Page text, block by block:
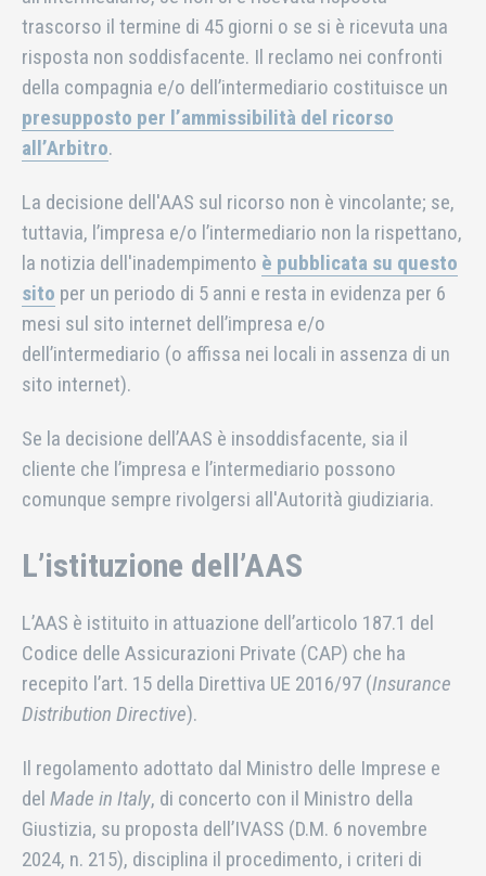
trascorso il termine di 45 giorni o se si è ricevuta una
risposta non soddisfacente. Il reclamo nei confronti
della compagnia e/o dell’intermediario costituisce un
presupposto per l’ammissibilità del ricorso
all’Arbitro.
La decisione dell'AAS sul ricorso non è vincolante; se,
tuttavia, l’impresa e/o l’intermediario non la rispettano,
la notizia dell'inadempimento è pubblicata su questo
sito per un periodo di 5 anni e resta in evidenza per 6
mesi sul sito internet dell’impresa e/o
dell’intermediario (o affissa nei locali in assenza di un
sito internet).
Se la decisione dell’AAS è insoddisfacente, sia il
cliente che l’impresa e l’intermediario possono
comunque sempre rivolgersi all'Autorità giudiziaria.
L’istituzione dell’AAS
L’AAS è istituito in attuazione dell’articolo 187.1 del
Codice delle Assicurazioni Private (CAP) che ha
recepito l’art. 15 della Direttiva UE 2016/97 (Insurance
Distribution Directive).
Il regolamento adottato dal Ministro delle Imprese e
del Made in Italy, di concerto con il Ministro della
Giustizia, su proposta dell’IVASS (D.M. 6 novembre
2024, n. 215), disciplina il procedimento, i criteri di